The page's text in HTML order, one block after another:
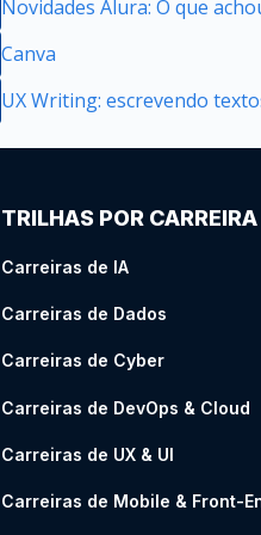
Novidades Alura: O que
Canva
UX Writing: escrevendo
TRILHAS POR CARREIRA
Carreiras de IA
Carreiras de Dados
Carreiras de Cyber
Carreiras de DevOps & Cloud
Carreiras de UX & UI
Carreiras de Mobile & Front-